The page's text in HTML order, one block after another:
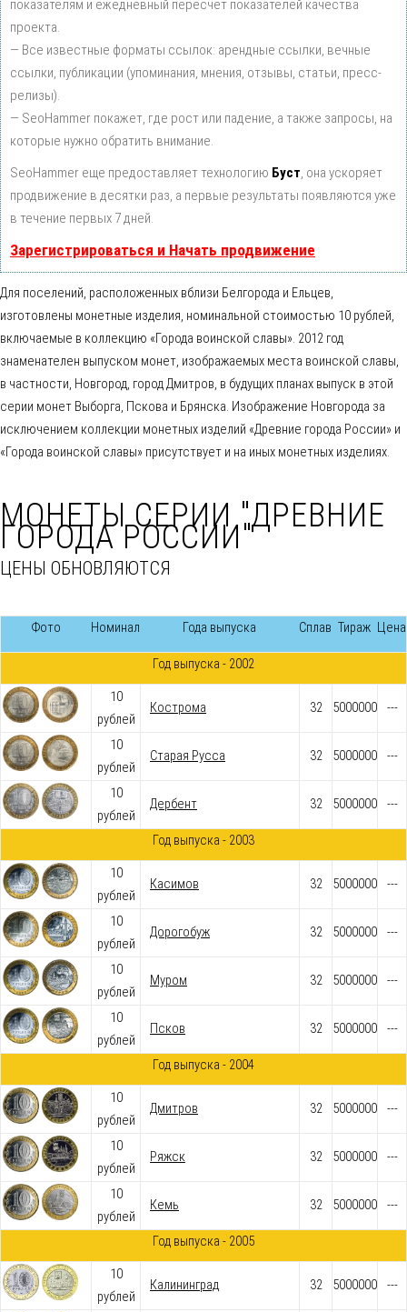
показателям и ежедневный пересчет показателей качества
проекта.
— Все известные форматы ссылок: арендные ссылки, вечные
ссылки, публикации (упоминания, мнения, отзывы, статьи, пресс-
релизы).
— SeoHammer покажет, где рост или падение, а также запросы, на
которые нужно обратить внимание.
SeoHammer еще предоставляет технологию Буст, она ускоряет
продвижение в десятки раз, а первые результаты появляются уже
в течение первых 7 дней.
Зарегистрироваться и Начать продвижение
Для поселений, расположенных вблизи Белгорода и Ельцев,
изготовлены монетные изделия, номинальной стоимостью 10 рублей,
включаемые в коллекцию «Города воинской славы». 2012 год
знаменателен выпуском монет, изображаемых места воинской славы,
в частности, Новгород, город Дмитров, в будущих планах выпуск в этой
серии монет Выборга, Пскова и Брянска. Изображение Новгорода за
исключением коллекции монетных изделий «Древние города России» и
«Города воинской славы» присутствует и на иных монетных изделиях.
МОНЕТЫ СЕРИИ "ДРЕВНИЕ
ГОРОДА РОССИИ"
ЦЕНЫ ОБНОВЛЯЮТСЯ
Фото Номинал Года выпуска Сплав Тираж Цена
Год выпуска - 2002
10
рублей
Кострома 32 5000000 ---
10
рублей
Старая Русса 32 5000000 ---
10
рублей
Дербент 32 5000000 ---
Год выпуска - 2003
10
рублей
Касимов 32 5000000 ---
10
рублей
Дорогобуж 32 5000000 ---
10
рублей
Муром 32 5000000 ---
10
рублей
Псков 32 5000000 ---
Год выпуска - 2004
10
рублей
Дмитров 32 5000000 ---
10
рублей
Ряжск 32 5000000 ---
10
рублей
Кемь 32 5000000 ---
Год выпуска - 2005
10
рублей
Калининград 32 5000000 ---